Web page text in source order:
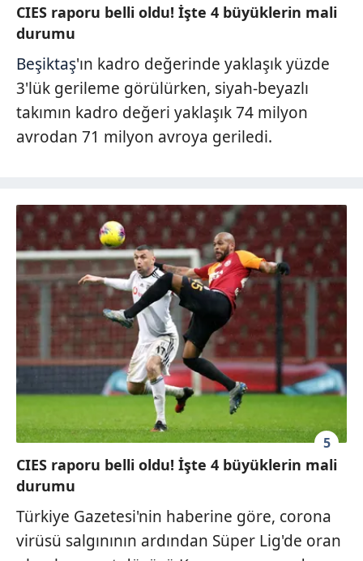
CIES raporu belli oldu! İşte 4 büyüklerin mali
durumu
Beşiktaş'ın kadro değerinde yaklaşık yüzde
3'lük gerileme görülürken, siyah-beyazlı
takımın kadro değeri yaklaşık 74 milyon
avrodan 71 milyon avroya geriledi.
5
CIES raporu belli oldu! İşte 4 büyüklerin mali
durumu
Türkiye Gazetesi'nin haberine göre, corona
virüsü salgınının ardından Süper Lig'de oran